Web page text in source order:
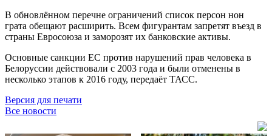
В обновлённом перечне ограничений список персон нон
грата обещают расширить. Всем фигурантам запретят въезд в
страны Евросоюза и заморозят их банковские активы.
Основные санкции ЕС против нарушений прав человека в
Белоруссии действовали с 2003 года и были отменены в
несколько этапов к 2016 году, передаёт ТАСС.
Версия для печати
Все новости